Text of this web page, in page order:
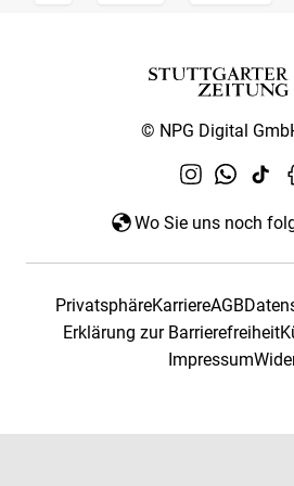
© NPG Digital
Wo Sie uns noch
PrivatsphäreKarriereAGB
Erklärung zur Barrierefreiheit
Impressum